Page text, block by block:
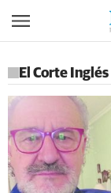
El Corte Inglés